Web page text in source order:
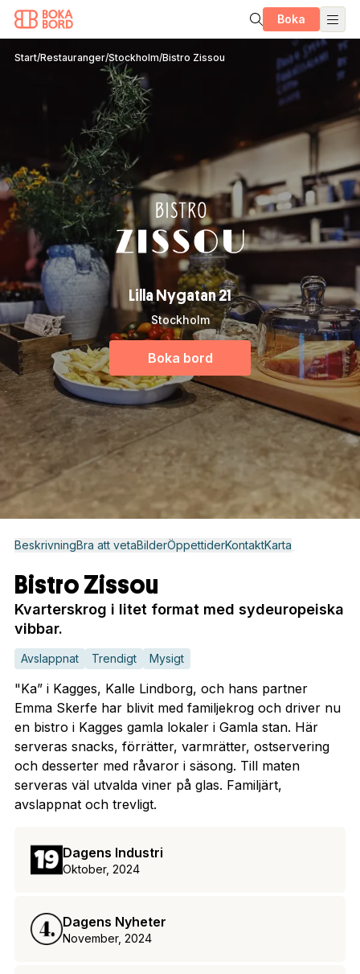
Boka
Start/Restauranger/Stockholm/Bistro Zissou
Lilla Nygatan 21
Stockholm
Boka bord
BeskrivningBra att vetaBilderÖppettiderKontaktKarta
Bistro Zissou
Kvarterskrog i litet format med sydeuropeiska
vibbar.
Avslappnat Trendigt Mysigt
"Ka” i Kagges, Kalle Lindborg, och hans partner
Emma Skerfe har blivit med familjekrog och driver nu
en bistro i Kagges gamla lokaler i Gamla stan. Här
serveras snacks, förrätter, varmrätter, ostservering
och desserter med råvaror i säsong. Till maten
serveras väl utvalda viner på glas. Familjärt,
avslappnat och trevligt.
Dagens Industri
Oktober, 2024
Dagens Nyheter
November, 2024